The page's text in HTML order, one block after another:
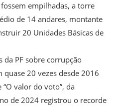
empilhadas, a torre
de 14 andares, montante
20 Unidades Básicas de
da PF sobre corrupção
20 vezes desde 2016
valor do voto”, da
de 2024 registrou o recorde